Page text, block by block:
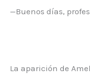
—Buenos días,
La aparición de